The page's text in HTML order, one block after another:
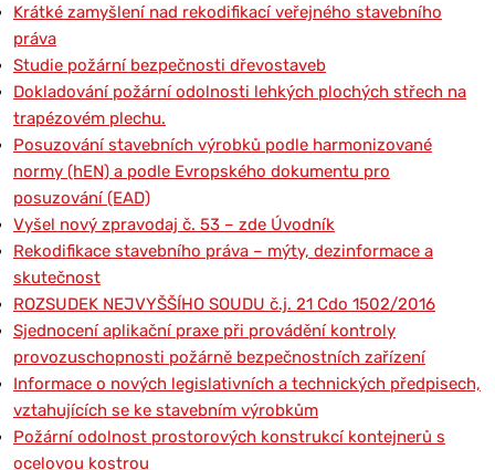
Krátké zamyšlení nad rekodifikací veřejného stavebního
práva
Studie požární bezpečnosti dřevostaveb
Dokladování požární odolnosti lehkých plochých střech na
trapézovém plechu.
Posuzování stavebních výrobků podle harmonizované
normy (hEN) a podle Evropského dokumentu pro
posuzování (EAD)
Vyšel nový zpravodaj č. 53 – zde Úvodník
Rekodifikace stavebního práva – mýty, dezinformace a
skutečnost
ROZSUDEK NEJVYŠŠÍHO SOUDU č.j. 21 Cdo 1502/2016
Sjednocení aplikační praxe při provádění kontroly
provozuschopnosti požárně bezpečnostních zařízení
Informace o nových legislativních a technických předpisech,
vztahujících se ke stavebním výrobkům
Požární odolnost prostorových konstrukcí kontejnerů s
ocelovou kostrou